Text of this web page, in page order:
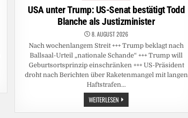
USA unter Trump: US-Senat bestätigt Todd
Blanche als Justizminister
8. AUGUST 2026
Nach wochenlangem Streit +++ Trump beklagt nach
Ballsaal-Urteil „nationale Schande“ +++ Trump will
Geburtsortsprinzip einschränken +++ US-Präsident
droht nach Berichten über Raketenmangel mit langen
Haftstrafen…
WEITERLESEN USA
UNTER
TRUMP: